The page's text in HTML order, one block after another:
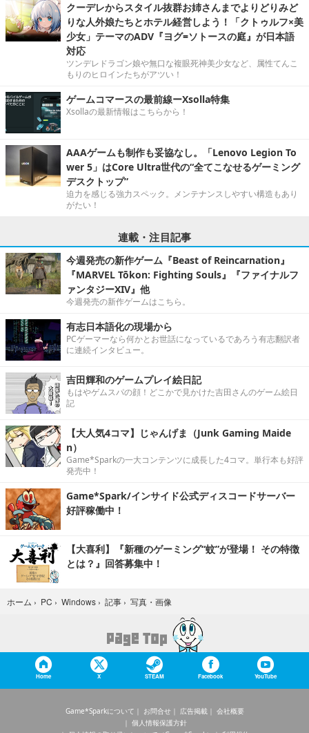
クーデレからスタイル抜群お姉さんまでよりどりみど
りな人外娘たちとホテル経営しよう！「クトゥルフ×美
少女」テーマのADV『ヨグ=ソトースの庭』が日本語
対応
ツンデレドラゴン娘や無口な複眼死神美少女など、属性てんこ
もりのヒロインたちがアツい！
ゲームコマースの最前線ーXsolla特集
Xsollaの最新情報はこちらから！
AAAゲームも制作も妥協なし。「Lenovo Legion To
wer 5」はCore Ultra世代の“全てこなせるゲーミング
デスクトップ”
迫力を感じる強力スペック。メンテナンスしやすい構造もあり
がたい！
連載・注目記事
今週発売の新作ゲーム『Beast of Reincarnation』
『MARVEL Tōkon: Fighting Souls』『ファイナルフ
ァンタジーXIV』他
今週発売の新作ゲームはこちら。
有志日本語化の現場から
PCゲーマーなら何かとお世話になっているであろう有志翻訳者
に連続インタビュー。
吉田輝和のゲームプレイ絵日記
もはやゲムスパの顔！どこかで見かけた吉田さんのゲーム絵日
記
【大人気4コマ】じゃんげま（Junk Gaming Maide
n）
Game*Sparkの一大コンテンツに成長した4コマ。単行本も好評
発売中！
Game*Spark/インサイド公式ディスコードサーバー
好評稼働中！
【大喜利】『新種のゲーミング“蚊”が登場！ その特徴
とは？』回答募集中！
ホーム › PC › Windows › 記事 › 写真・画像
Home X STEAM Facebook YouTube
Game*Sparkについて お問合せ 広告掲載
会社概要
個人情報保護方針